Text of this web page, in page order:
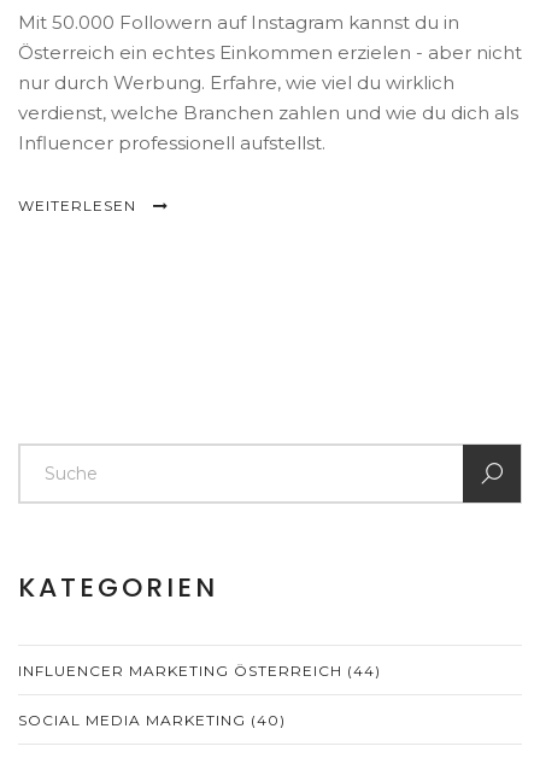
Mit 50.000 Followern auf Instagram kannst du in
Österreich ein echtes Einkommen erzielen - aber nicht
nur durch Werbung. Erfahre, wie viel du wirklich
verdienst, welche Branchen zahlen und wie du dich als
Influencer professionell aufstellst.
WEITERLESEN
KATEGORIEN
INFLUENCER MARKETING ÖSTERREICH (44)
SOCIAL MEDIA MARKETING (40)